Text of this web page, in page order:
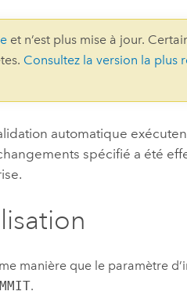
professionnels et
technologiques
l’univers
Tous les récits
et n’est plus mise à jour.
Consultez la version la plus
automatique
spécifié a été
manière que le paramètre
.